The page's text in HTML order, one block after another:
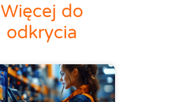
Więcej do
odkrycia